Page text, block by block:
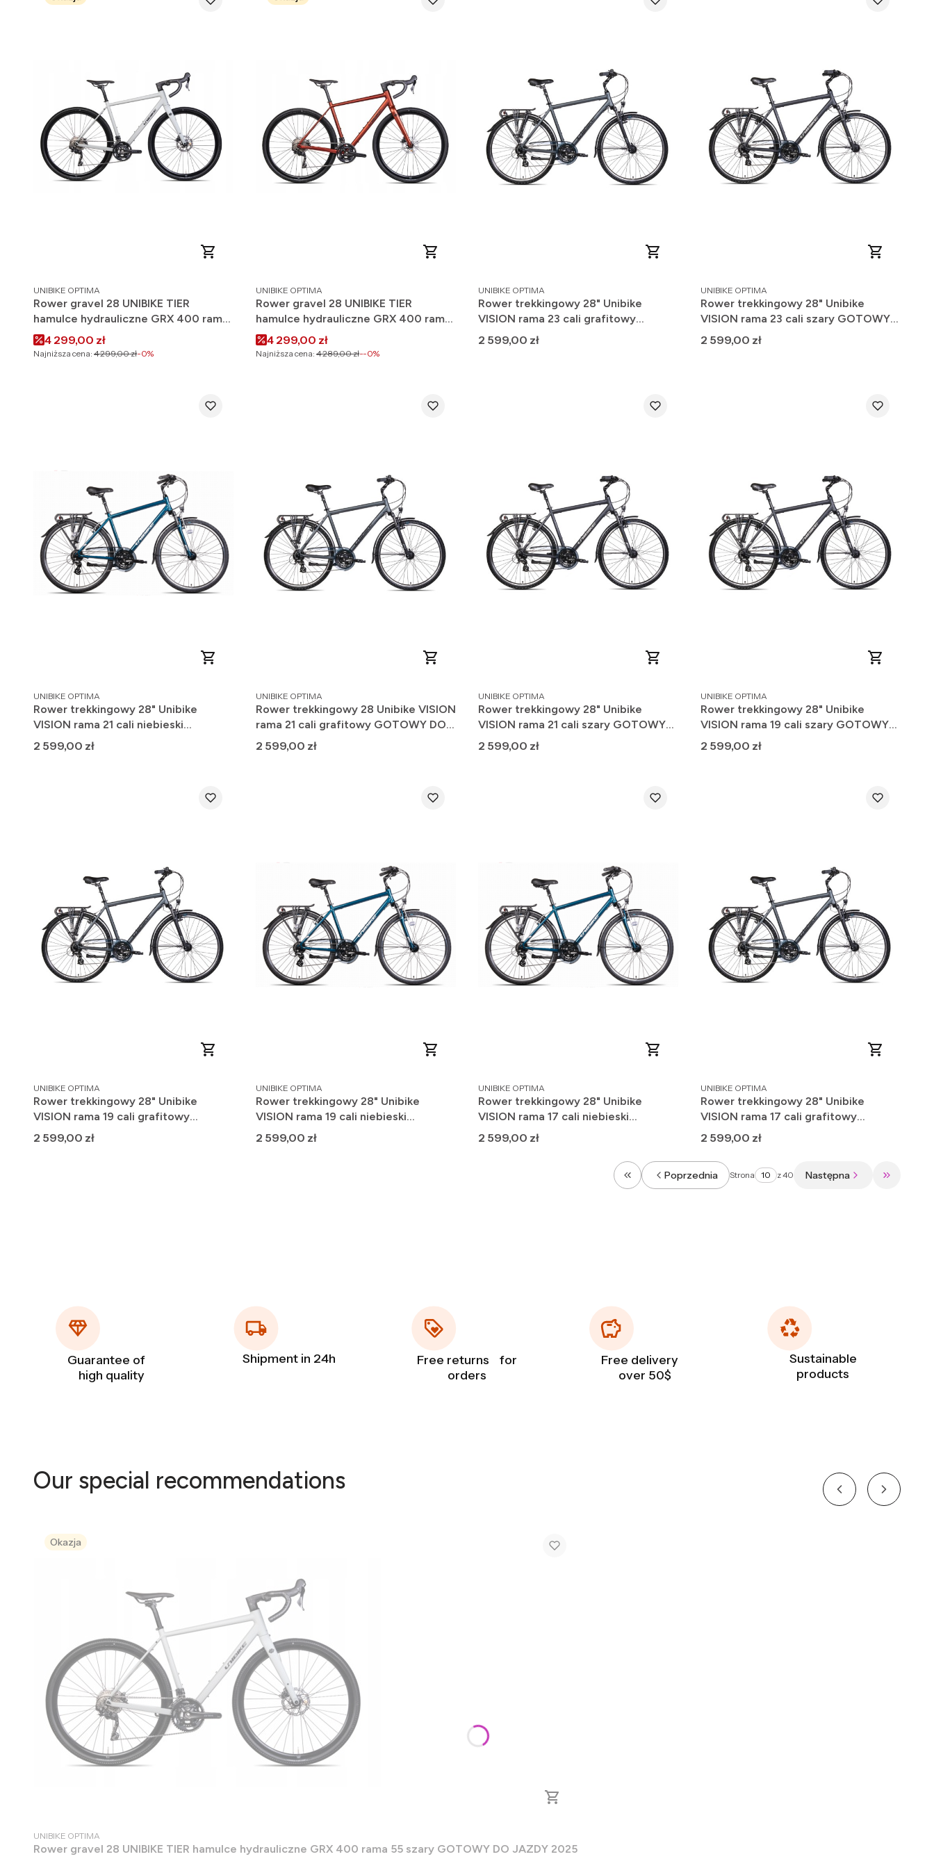
PRODUCENT
UNIBIKE OPTIMA
Rower gravel 28 UNIBIKE TIER
hamulce hydrauliczne GRX 400 rama
55 szary GOTOWY DO JAZDY 2025
Cena promocyjna
4 299,00 zł
Najniższa cena: 4 299,00 zł-0%
PRODUCENT
UNIBIKE OPTIMA
Rower gravel 28 UNIBIKE TIER
hamulce hydrauliczne GRX 400 rama
55 brandy GOTOWY DO JAZDY 2025
Cena promocyjna
4 299,00 zł
Najniższa cena: 4 289,00 zł--0%
PRODUCENT
UNIBIKE OPTIMA
Rower trekkingowy 28" Unibike
VISION rama 23 cali grafitowy
GOTOWY DO JAZDY 2025
Cena
2 599,00 zł
PRODUCENT
UNIBIKE OPTIMA
Rower trekkingowy 28" Unibike
VISION rama 23 cali szary GOTOWY
DO JAZDY 2025
Cena
2 599,00 zł
PRODUCENT
UNIBIKE OPTIMA
Rower trekkingowy 28" Unibike
VISION rama 21 cali niebieski
GOTOWY DO JAZDY 2025
Cena
2 599,00 zł
PRODUCENT
UNIBIKE OPTIMA
Rower trekkingowy 28 Unibike VISION
rama 21 cali grafitowy GOTOWY DO
JAZDY 2025
Cena
2 599,00 zł
PRODUCENT
UNIBIKE OPTIMA
Rower trekkingowy 28" Unibike
VISION rama 21 cali szary GOTOWY
DO JAZDY 2025
Cena
2 599,00 zł
PRODUCENT
UNIBIKE OPTIMA
Rower trekkingowy 28" Unibike
VISION rama 19 cali szary GOTOWY
DO JAZDY 2025
Cena
2 599,00 zł
PRODUCENT
UNIBIKE OPTIMA
Rower trekkingowy 28" Unibike
VISION rama 19 cali grafitowy
GOTOWY DO JAZDY 2025
Cena
2 599,00 zł
PRODUCENT
UNIBIKE OPTIMA
Rower trekkingowy 28" Unibike
VISION rama 19 cali niebieski
GOTOWY DO JAZDY 2025
Cena
2 599,00 zł
PRODUCENT
UNIBIKE OPTIMA
Rower trekkingowy 28" Unibike
VISION rama 17 cali niebieski
GOTOWY DO JAZDY 2025
Cena
2 599,00 zł
PRODUCENT
UNIBIKE OPTIMA
Rower trekkingowy 28" Unibike
VISION rama 17 cali grafitowy
GOTOWY DO JAZDY 2025
Cena
2 599,00 zł
Wróć do pierwszej strony z produktami
Poprzednia Strona z 40 Następna Przejdź
Guarantee of
high quality
Shipment in 24h
Free returns for
orders
Free delivery
over 50$
Sustainable
products
Our special recommendations
Okazja
PRODUCENT
UNIBIKE OPTIMA
Rower gravel 28 UNIBIKE TIER hamulce hydrauliczne GRX 400 rama 55 szary GOTOWY DO JAZDY 2025